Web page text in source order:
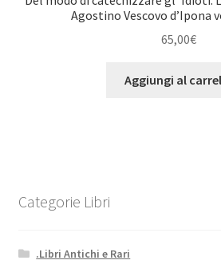
Agostino Vescovo d’Ipona
65,00€
Aggiungi al
Categorie Libri
.Libri Antichi e Rari